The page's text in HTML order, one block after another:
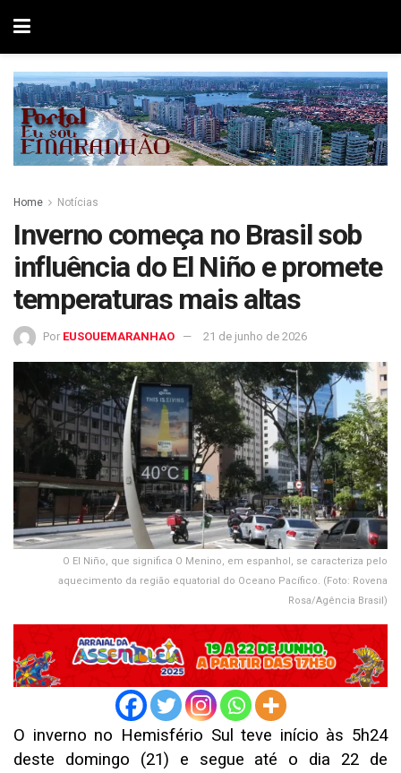
Home Notícias
Inverno começa no Brasil sob
influência do El Niño e promete
temperaturas mais altas
Por EUSOUEMARANHAO 21 de junho de 2026
O El Niño, que significa O Menino, em espanhol, se caracteriza pelo
aquecimento da região equatorial do Oceano Pacífico. (Foto: Rovena
Rosa/Agência Brasil)
O inverno no Hemisfério Sul teve início às 5h24
deste domingo (21) e segue até o dia 22 de